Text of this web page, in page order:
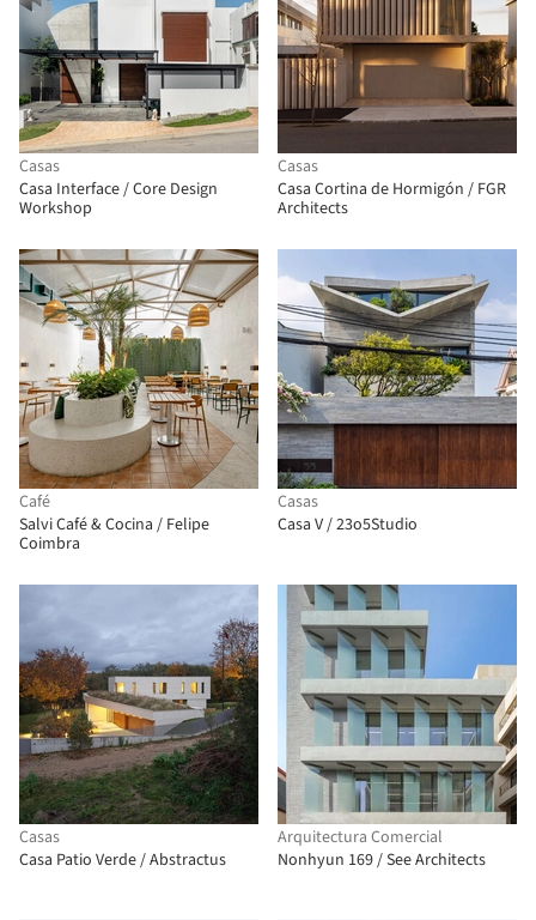
Casas
Casa Interface / Core Design
Workshop
Casas
Casa Cortina de Hormigón / FGR
Architects
Café
Salvi Café & Cocina / Felipe
Coimbra
Casas
Casa V / 23o5Studio
Casas
Casa Patio Verde / Abstractus
Arquitectura Comercial
Nonhyun 169 / See Architects